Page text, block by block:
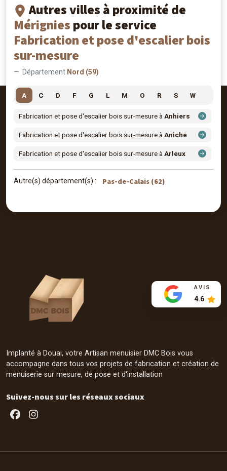
Autres villes à proximité de
Mérignies pour le service
Fabrication et pose d'escalier bois
sur-mesure
Département Nord (59)
A C D F G L M O R S W
Fabrication et pose d'escalier bois sur-mesure à Anhiers
Fabrication et pose d'escalier bois sur-mesure à Aniche
Fabrication et pose d'escalier bois sur-mesure à Arleux
Autre(s) département(s) : Pas-de-Calais (62)
AVIS
4.6
Implanté à Douai, votre Artisan menuisier DMC Bois vous
accompagne dans tous vos projets de fabrication et création de
menuiserie sur mesure, de pose et d'installation
Suivez-nous sur les réseaux sociaux
Facebook